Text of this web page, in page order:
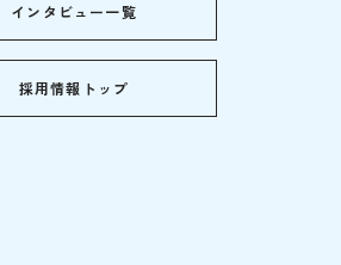
インタビュー一覧
採用情報トップ